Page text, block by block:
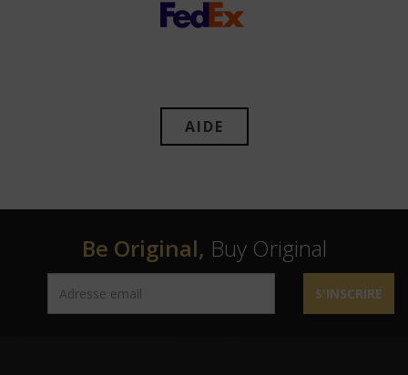
AIDE
Be Original, Buy Original
S'INSCRIRE